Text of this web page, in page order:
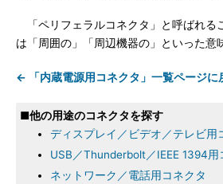
「ペリフェラルコネクタ」と呼ばれる
は「周囲の」「周辺機器の」といった意
← 「内蔵電源用コネクタ」一覧ページに
■他の用途のコネクタを探す
ディスプレイ／ビデオ／テレビ用
USB／Thunderbolt／IEEE 1394用
ネットワーク／電話用コネクタ